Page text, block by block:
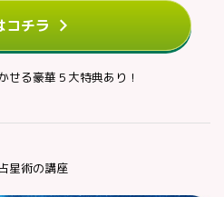
コチラ
せる豪華５大特典あり！
星術の講座